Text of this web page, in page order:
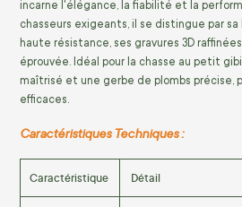
incarne l'élégance, la fiabilité et la
chasseurs exigeants, il se distingue par
haute résistance, ses gravures 3D
éprouvée. Idéal pour la chasse au petit
maîtrisé et une gerbe de plombs précise,
efficaces.
Caractéristiques Techniques :
Caractéristique Détail